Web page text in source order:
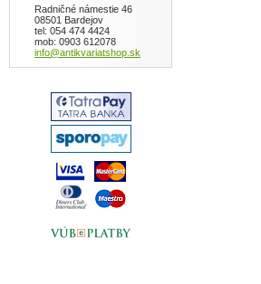
Radničné námestie 46
08501 Bardejov
tel: 054 474 4424
mob: 0903 612078
info@antikvariatshop.sk